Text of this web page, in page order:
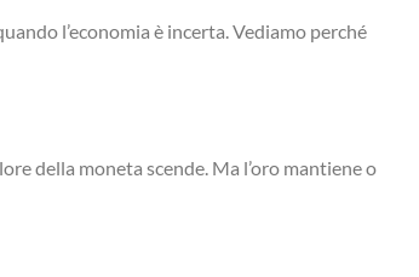
l’economia è incerta. Vediamo perché
della moneta scende. Ma l’oro mantiene o